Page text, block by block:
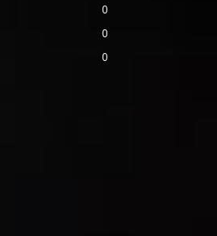
0
0
0